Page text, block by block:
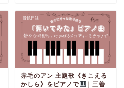
音帆日誌
赤毛のアン 主題歌《きこえる
かしら》をピアノで
｜三善